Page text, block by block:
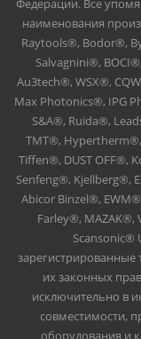
Федерации. Все
наименования
Raytools®, Bodor®,
Salvagnini®,
Au3tech®, WSX®,
Max Photonics®, IPG
S&A®, Ruida®,
TMT®,
Tiffen®, DUST OFF®,
Senfeng®, Kjellberg®,
Abicor Binzel®,
Farley®, MAZAK®,
Scansonic®
зарегистрированные
их законных
исключительно в
совместимости,
оборудования